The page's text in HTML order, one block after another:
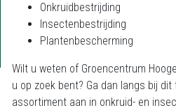
Onkruidbestrijding
Insectenbestrijding
Plantenbescherming
Wilt u weten of Groencentrum
u op zoek bent? Ga dan langs bij
assortiment aan in onkruid- en